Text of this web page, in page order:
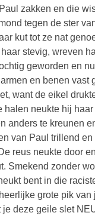
zakken en die
tegen de ster
kut tot ze nat
stevig, wreven
geworden en
en benen
want de eikel
halen neukte hij
anders te kreunen
van Paul trillend
reus neukte door
Smekend zonder
bent in die
grote pik
deze geile slet